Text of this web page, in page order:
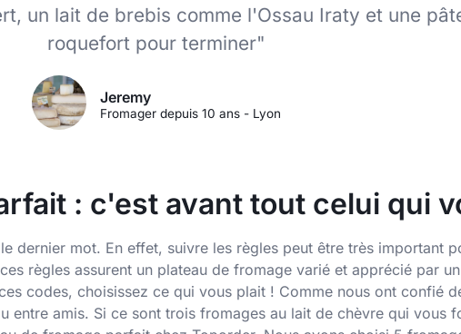
un lait de brebis comme l'Ossau Iraty et une
roquefort pour terminer"
Jeremy
Fromager depuis 10 ans - Lyon
: c'est avant tout celui qui
dernier mot. En effet, suivre les règles peut être très important
règles assurent un plateau de fromage varié et apprécié par
codes, choisissez ce qui vous plait ! Comme nous ont confié
entre amis. Si ce sont trois fromages au lait de chèvre qui vous